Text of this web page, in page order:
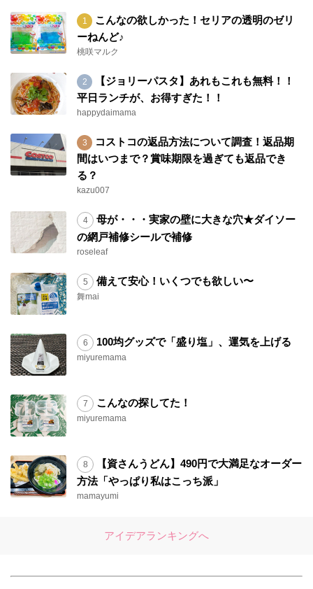
こんなの欲しかった！セリアの透明のゼリ
ーねんど♪
桃咲マルク
【ジョリーパスタ】あれもこれも無料！！
平日ランチが、お得すぎた！！
happydaimama
コストコの返品方法について調査！返品期
間はいつまで？賞味期限を過ぎても返品でき
る？
kazu007
母が・・・実家の壁に大きな穴★ダイソー
の網戸補修シールで補修
roseleaf
備えて安心！いくつでも欲しい〜
舞mai
100均グッズで「盛り塩」、運気を上げる
miyuremama
こんなの探してた！
miyuremama
【資さんうどん】490円で大満足なオーダー
方法「やっぱり私はこっち派」
mamayumi
アイデアランキングへ